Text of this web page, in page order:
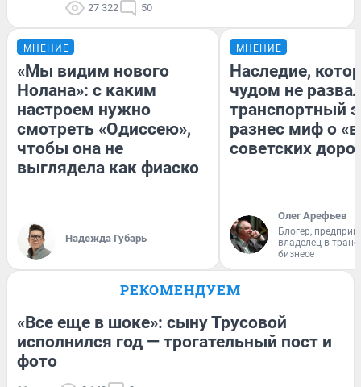
27 322 50
МНЕНИЕ
«Мы видим нового
Нолана»: с каким
настроем нужно
смотреть «Одиссею»,
чтобы она не
выглядела как фиаско
Надежда Губарь
МНЕНИЕ
Наследие,
чудом не
транспортный
разнес миф о
советских
Олег Арефьев
Блогер,
владелец в
бизнесе
РЕКОМЕНДУЕМ
«Все еще в шоке»: сыну Трусовой
исполнился год — трогательный пост и
фото